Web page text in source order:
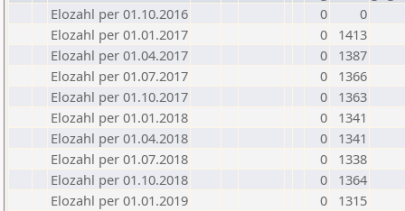
Elozahl per 01.10.2016
0
0
Elozahl per 01.01.2017
0
1413
Elozahl per 01.04.2017
0
1387
Elozahl per 01.07.2017
0
1366
Elozahl per 01.10.2017
0
1363
Elozahl per 01.01.2018
0
1341
Elozahl per 01.04.2018
0
1341
Elozahl per 01.07.2018
0
1338
Elozahl per 01.10.2018
0
1364
Elozahl per 01.01.2019
0
1315